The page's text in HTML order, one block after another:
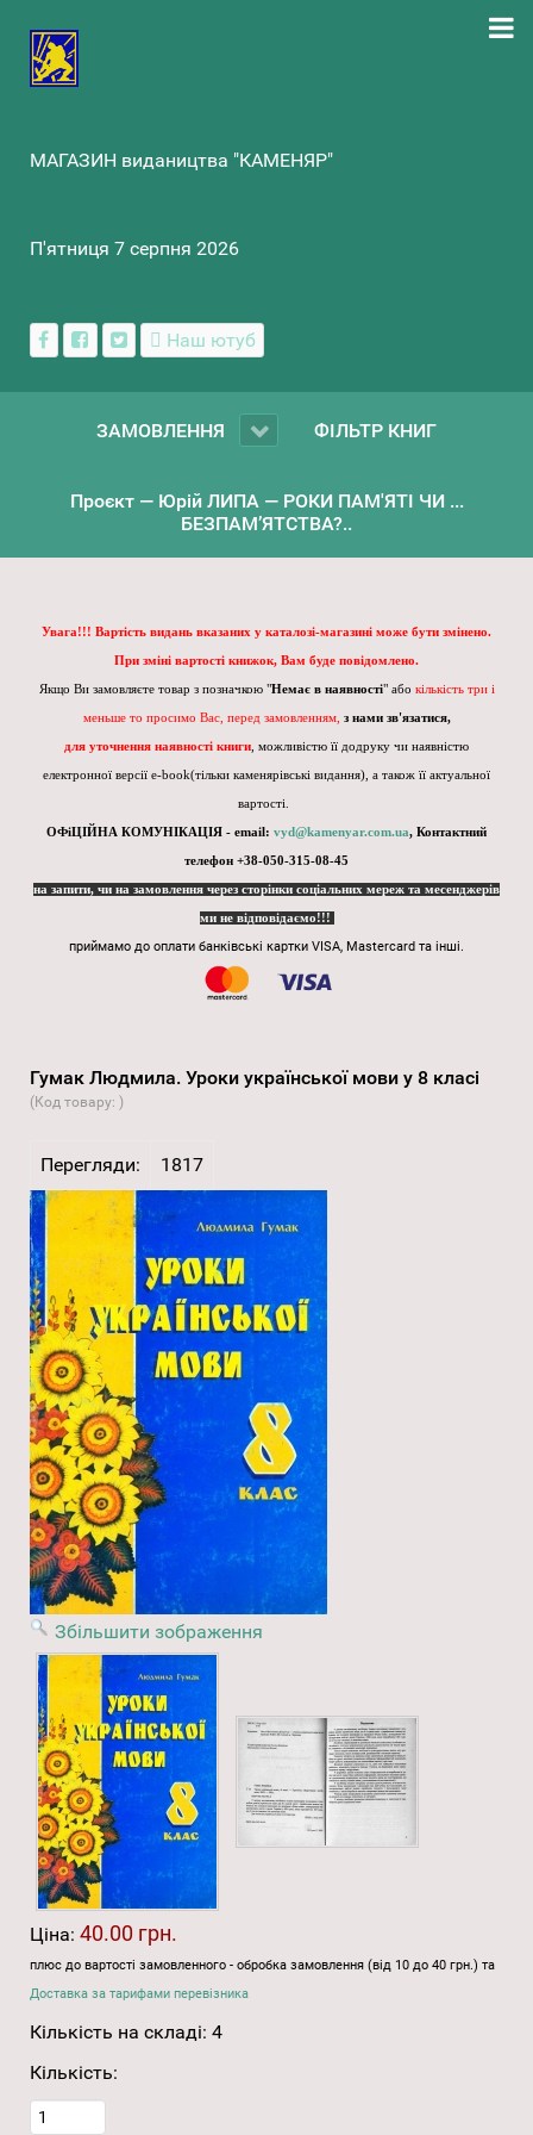
МАГАЗИН видаництва "КАМЕНЯР"
П'ятниця 7 серпня 2026
Наш ютуб
ЗАМОВЛЕННЯ ФІЛЬТР КНИГ
Проєкт — Юрій ЛИПА — РОКИ ПАМ'ЯТІ ЧИ ...
БЕЗПАМ’ЯТСТВА?..
Увага!!! Вартість видань вказаних у каталозі-магазині може бути змінено.
При зміні вартості книжок, Вам буде повідомлено.
Якщо Ви замовляєте товар з позначкою "Немає в наявності" або кількість три і
меньше то просимо Вас, перед замовленням, з нами зв'язатися,
для уточнення наявності книги , можливістю її додруку чи наявністю
електронної версії e-book(тільки каменярівські видання), а також її актуальної
вартості.
ОФіЦІЙНА КОМУНІКАЦІЯ - email: vyd@kamenyar.com.ua, Контактний
телефон +38-050-315-08-45
на запити, чи на замовлення через сторінки соціальних мереж та месенджерів
ми не відповідаємо!!!
приймамо до оплати банківські картки VISA, Mastercard та інші.
Гумак Людмила. Уроки української мови у 8 класі
(Код товару: )
Перегляди: 1817
Збільшити зображення
Ціна: 40.00 грн.
плюс до вартості замовленного - обробка замовлення (від 10 до 40 грн.) та
Доставка за тарифами перевізника
Кількість на складі: 4
Кількість: